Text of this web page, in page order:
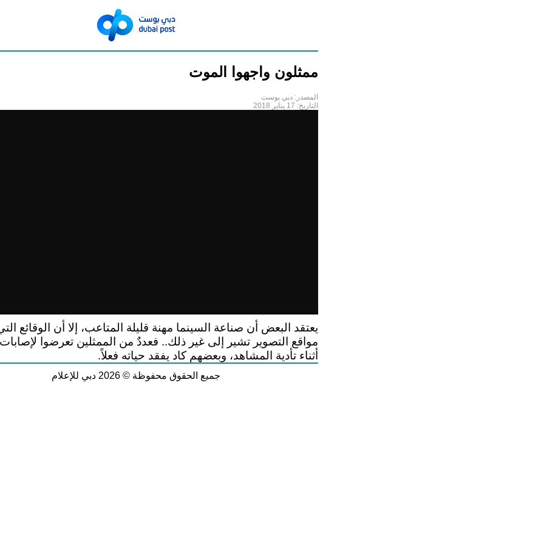
ممثلون واجهوا الموت
المصدر: دبي بوست
التاريخ: 17 يناير 2018
يعتقد البعض أن صناعة السينما مهنة قليلة المتاعب، إلا أن الوقائع
مواقع التصوير تشير إلى غير ذلك.. فعددٌ من الممثلين تعرضوا لإصابات
أثناء تأدية المشاهد، وبعضهم كاد يفقد حياته فعلاً.
جميع الحقوق محفوظة © 2026 دبي للإعلام